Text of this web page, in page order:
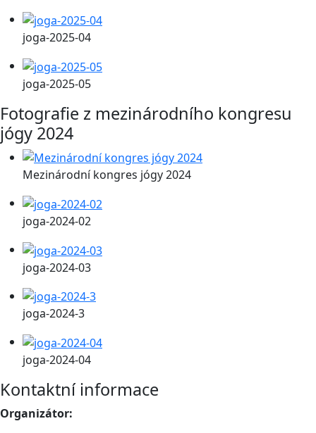
joga-2025-04
joga-2025-05
Fotografie z mezinárodního kongresu
jógy 2024
Mezinárodní kongres jógy 2024
joga-2024-02
joga-2024-03
joga-2024-3
joga-2024-04
Kontaktní informace
Organizátor: